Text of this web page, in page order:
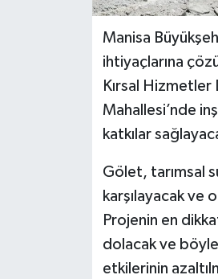
Manisa
ihtiyaçlarına
Kırsal Hizmetler
Mahallesi’nde
katkılar
Gölet, tarımsal
karşılayacak ve
Projenin en
dolacak ve
etkilerinin